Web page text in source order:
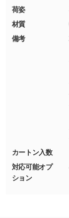
使いたいで
シンプルな
ター部分の
り抜き処
・持って
しの作り
印刷した
合、シン
・デザイ
を生成して
URLをご指
いたします
荷姿
材質
備考
カートン入数
対応可能オプ
ション